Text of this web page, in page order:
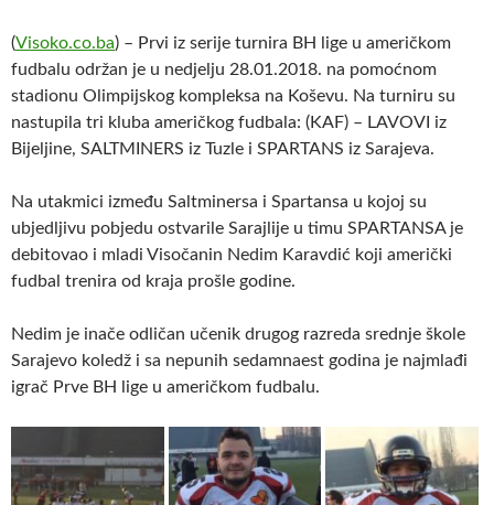
(Visoko.co.ba) – Prvi iz serije turnira BH lige u američkom
fudbalu održan je u nedjelju 28.01.2018. na pomoćnom
stadionu Olimpijskog kompleksa na Koševu. Na turniru su
nastupila tri kluba američkog fudbala: (KAF) – LAVOVI iz
Bijeljine, SALTMINERS iz Tuzle i SPARTANS iz Sarajeva.
Na utakmici između Saltminersa i Spartansa u kojoj su
ubjedljivu pobjedu ostvarile Sarajlije u timu SPARTANSA je
debitovao i mladi Visočanin Nedim Karavdić koji američki
fudbal trenira od kraja prošle godine.
Nedim je inače odličan učenik drugog razreda srednje škole
Sarajevo koledž i sa nepunih sedamnaest godina je najmlađi
igrač Prve BH lige u američkom fudbalu.